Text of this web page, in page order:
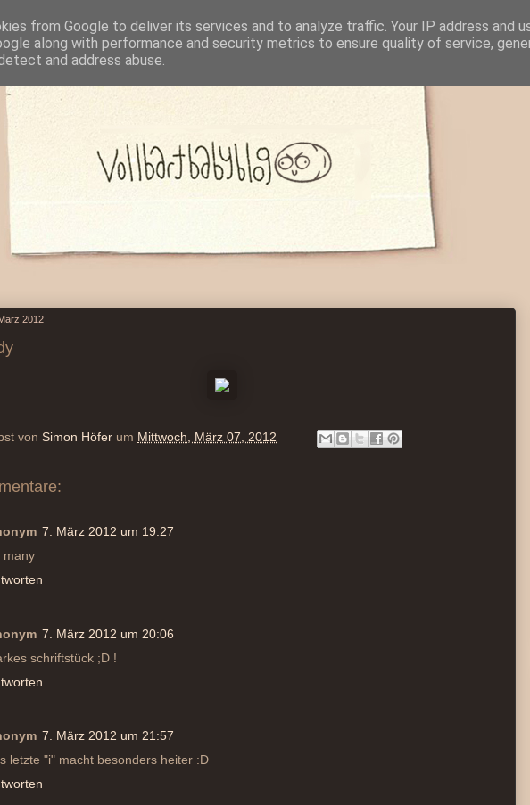
2012
von Simon Höfer um Mittwoch, März 07, 2012
7. März 2012 um 19:27
many
7. März 2012 um 20:06
schriftstück ;D !
7. März 2012 um 21:57
letzte "i" macht besonders heiter :D
from Google to deliver its services and to analyze traffic. Your IP address and
along with performance and security metrics to ensure quality of service,
and address abuse.